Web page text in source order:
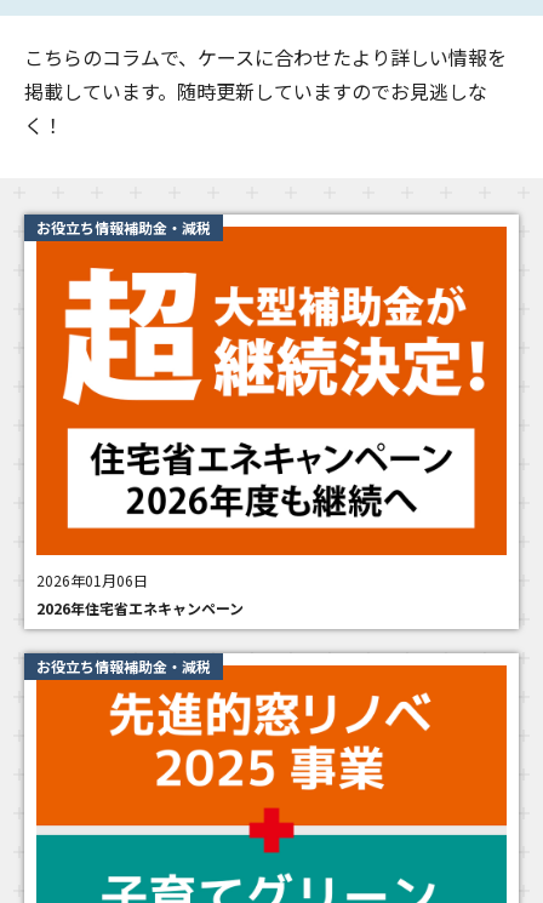
こちらのコラムで、ケースに合わせたより詳しい情報を
掲載しています。随時更新していますのでお見逃しな
く！
お役立ち情報補助金・減税
2026年01月06日
2026年住宅省エネキャンペーン
お役立ち情報補助金・減税